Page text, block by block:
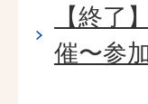
【終
催〜参